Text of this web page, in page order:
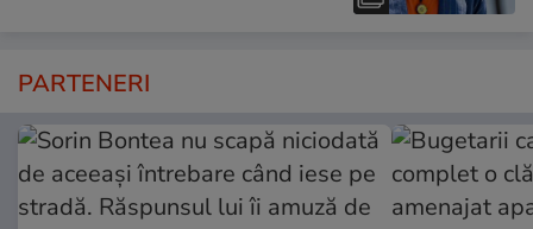
PARTENERI